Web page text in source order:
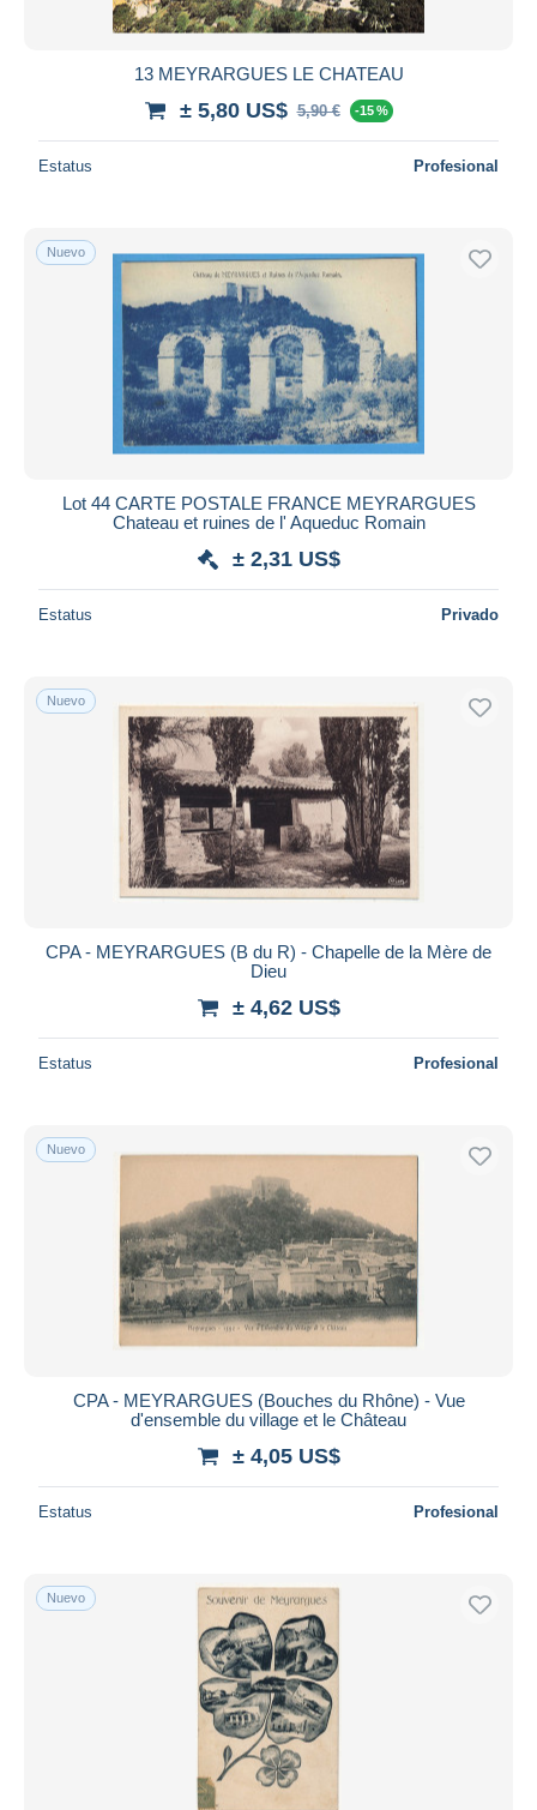
13 MEYRARGUES LE CHATEAU
± 5,80 US$ 5,90 € -15 %
Estatus Profesional
Nuevo
Lot 44 CARTE POSTALE FRANCE MEYRARGUES
Chateau et ruines de l' Aqueduc Romain
± 2,31 US$
Estatus Privado
Nuevo
CPA - MEYRARGUES (B du R) - Chapelle de la Mère de
Dieu
± 4,62 US$
Estatus Profesional
Nuevo
CPA - MEYRARGUES (Bouches du Rhône) - Vue
d'ensemble du village et le Château
± 4,05 US$
Estatus Profesional
Nuevo